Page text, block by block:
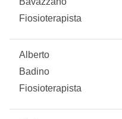
Fiosioterapista
Alberto
Badino
Fiosioterapista